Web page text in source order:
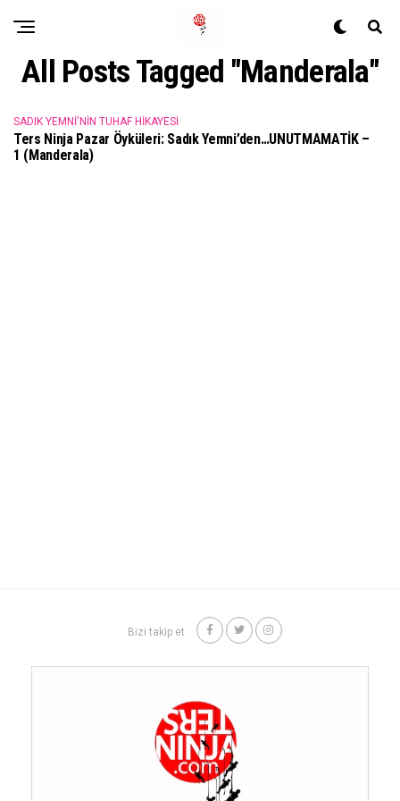
All Posts Tagged "Manderala"
SADIK YEMNI'NIN TUHAF HIKAYESI
Ters Ninja Pazar Öyküleri: Sadık Yemni’den…UNUTMAMATİK –
1 (Manderala)
Bizi takip et